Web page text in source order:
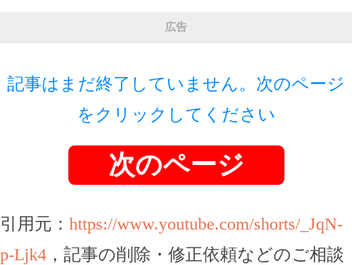
広告
記事はまだ終了していません。次のページ
をクリックしてください
次のページ
引用元： https://www.youtube.com/shorts/_JqN-
p-Ljk4 ，記事の削除・修正依頼などのご相談